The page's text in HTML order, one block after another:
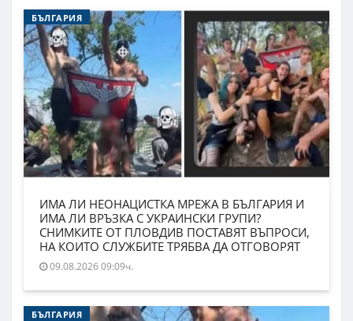
БЪЛГАРИЯ
ИМА ЛИ НЕОНАЦИСТКА МРЕЖА В БЪЛГАРИЯ И
ИМА ЛИ ВРЪЗКА С УКРАИНСКИ ГРУПИ?
СНИМКИТЕ ОТ ПЛОВДИВ ПОСТАВЯТ ВЪПРОСИ,
НА КОИТО СЛУЖБИТЕ ТРЯБВА ДА ОТГОВОРЯТ
09.08.2026 09:09ч.
БЪЛГАРИЯ